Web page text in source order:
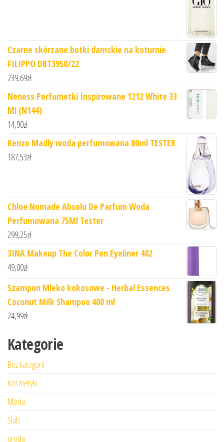
Czarne skórzane botki damskie na koturnie
FILIPPO DBT3950/22
239,69zł
Neness Perfumetki Inspirowane 1212 White 33
Ml (N144)
14,90zł
Kenzo Madly woda perfumowana 80ml TESTER
187,53zł
Chloe Nomade Absolu De Parfum Woda
Perfumowana 75Ml Tester
299,25zł
3INA Makeup The Color Pen Eyeliner 482
49,00zł
Szampon Mleko kokosowe - Herbal Essences
Coconut Milk Shampoo 400 ml
24,99zł
Kategorie
Bez kategorii
Kosmetyki
Moda
Ślub
uroda